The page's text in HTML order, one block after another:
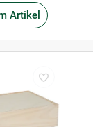
Artikel